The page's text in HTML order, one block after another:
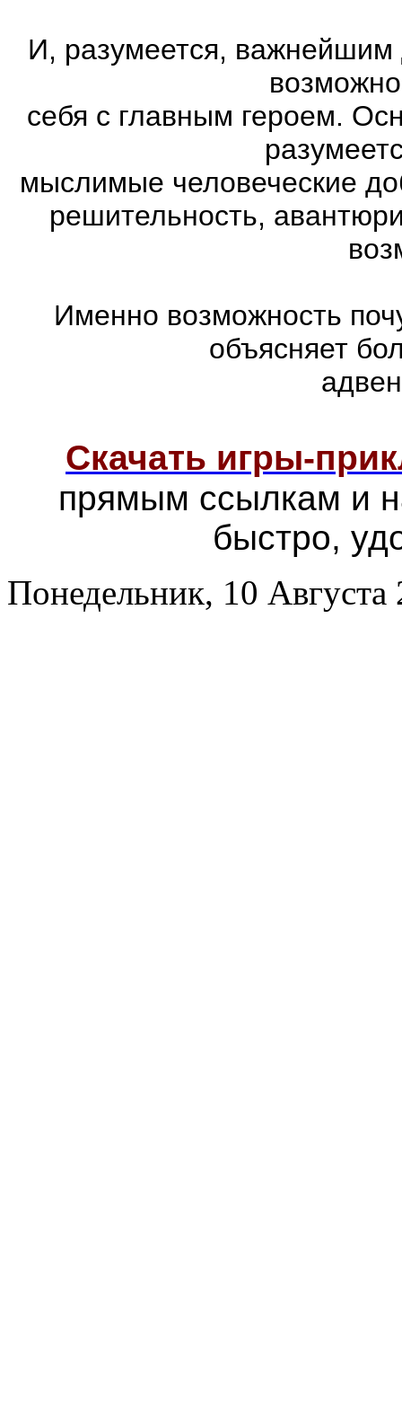
И, разумеется, важнейшим
себя с главным героем.
мыслимые человеческие
решительность,
Именно возможность
объясняет
Скачать игры-
прямым ссылкам и
быстро,
Понедельник, 10 Августа